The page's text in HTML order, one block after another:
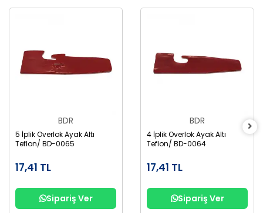
BDR
5 İplik Overlok Ayak Altı
Teflon/ BD-0065
17,41 TL
Sipariş Ver
BDR
4 İplik Overlok Ayak Altı
Teflon/ BD-0064
17,41 TL
Sipariş Ver